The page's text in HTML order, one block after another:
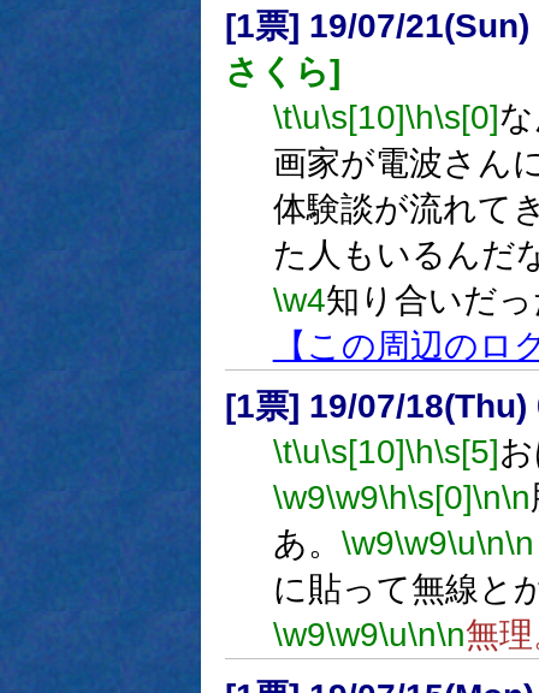
[1票] 19/07/
さくら]
\t\u\s[10]\h\s[0]
画家が電波さん
体験談が流れて
た人もいるんだ
\w4知り合いだ
【この周辺のロ
[1票] 19/07/
\t\u\s[10]\h\s[5]
\w9\w9\h\s[0]\n\n
あ。 \w9\w9\u\n\n
に貼って無線と
\w9\w9\u\n\n無